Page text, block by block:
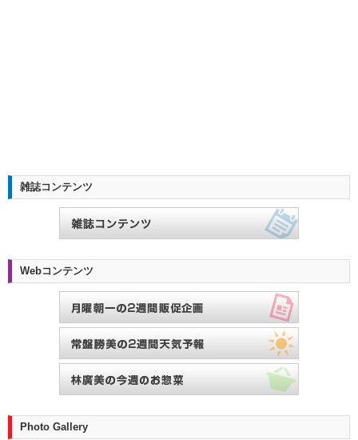
雑誌コンテンツ
Webコンテンツ
Photo Gallery